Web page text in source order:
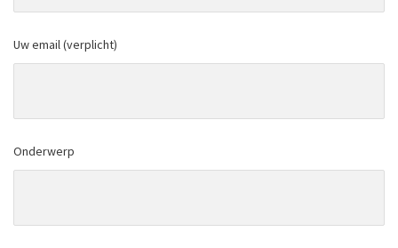
Uw email (verplicht)
Onderwerp